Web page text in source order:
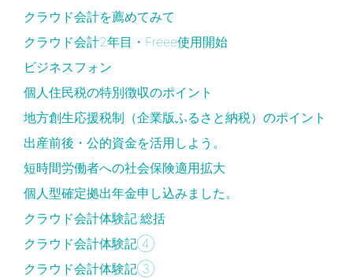
クラウド会計を薦めてみて
クラウド会計2年目・Freee使用開始
ビジネスフォン
個人住民税の特別徴収のポイント
地方創生応援税制（企業版ふるさと納税）のポイント
出産前後・公的資金を活用しよう。
短時間労働者への社会保険適用拡大
個人型確定拠出年金申し込みました。
クラウド会計体験記:総括
クラウド会計体験記④
クラウド会計体験記③